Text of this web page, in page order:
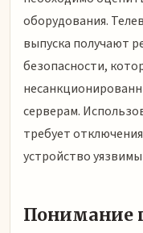
оборудования.
выпуска получают
безопасности,
серверам.
требует
устройство
Понимание